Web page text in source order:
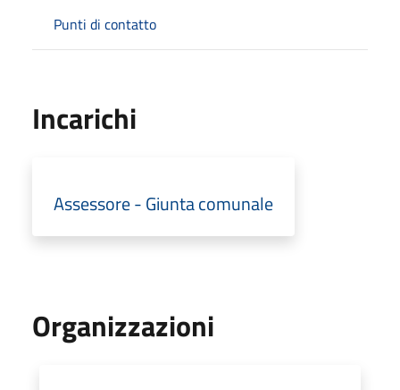
Punti di contatto
Incarichi
Assessore - Giunta comunale
Organizzazioni